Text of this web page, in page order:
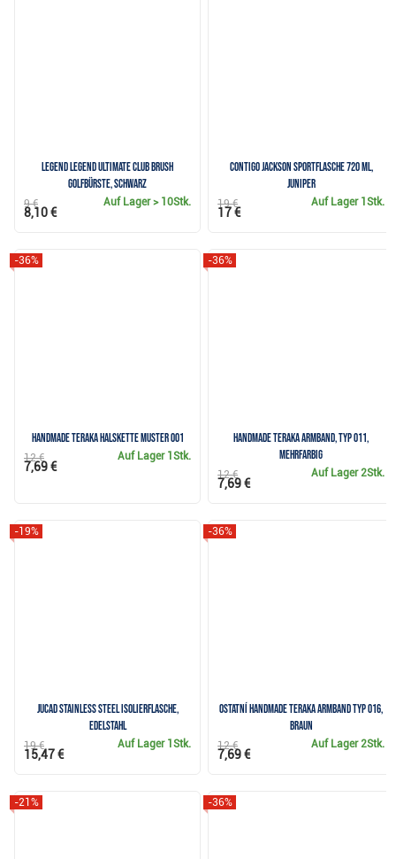
Legend Legend Ultimate Club Brush
Golfbürste, schwarz
Auf Lager> 10Stk.
9 €
8,10 €
Contigo Jackson Sportflasche 720 ml,
juniper
Auf Lager 1Stk.
19 €
17 €
Handmade Teraka Halskette Muster 001
-36%
Auf Lager 1Stk.
12 €
7,69 €
Handmade Teraka Armband, Typ 011,
mehrfarbig
-36%
Auf Lager2Stk.
12 €
7,69 €
JuCad Stainless Steel Isolierflasche,
Edelstahl
-19%
Auf Lager 1Stk.
19 €
15,47 €
Ostatní Handmade Teraka Armband Typ 016,
braun
-36%
Auf Lager2Stk.
12 €
7,69 €
-21% -36%